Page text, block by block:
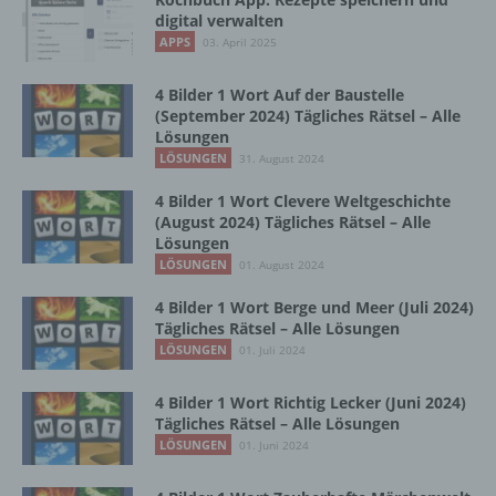
digital verwalten
APPS 03. April 2025
4 Bilder 1 Wort Auf der Baustelle
(September 2024) Tägliches Rätsel – Alle
Lösungen
LÖSUNGEN 31. August 2024
4 Bilder 1 Wort Clevere Weltgeschichte
(August 2024) Tägliches Rätsel – Alle
Lösungen
LÖSUNGEN 01. August 2024
4 Bilder 1 Wort Berge und Meer (Juli 2024)
Tägliches Rätsel – Alle Lösungen
LÖSUNGEN 01. Juli 2024
4 Bilder 1 Wort Richtig Lecker (Juni 2024)
Tägliches Rätsel – Alle Lösungen
LÖSUNGEN 01. Juni 2024
Vorgang oder jede solche Vorgangsreihe im
Zusammenhang mit personenbezogenen
Daten wie das Erheben, das Erfassen, die
die Anpassung oder Veränderung, das
Auslesen, das Abfragen, die Verwendung,
die Offenlegung durch Übermittlung,
Verbreitung oder eine andere Form der
Bereitstellung, den Abgleich oder die
Verknüpfung, die Einschränkung, das
Löschen oder die Vernichtung.
d) Einschränkung der Verarbeitung
Einschränkung der Verarbeitung ist die
personenbezogener Daten mit dem Ziel, ihre
künftige Verarbeitung einzuschränken.